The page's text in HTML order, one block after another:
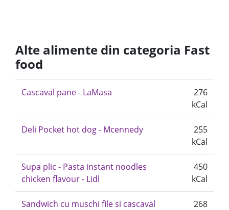
Alte alimente din categoria Fast
food
Cascaval pane - LaMasa
276
kCal
Deli Pocket hot dog - Mcennedy
255
kCal
Supa plic - Pasta instant noodles
chicken flavour - Lidl
450
kCal
Sandwich cu muschi file si cascaval
268